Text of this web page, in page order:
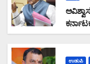
ಉಡುಪಿ